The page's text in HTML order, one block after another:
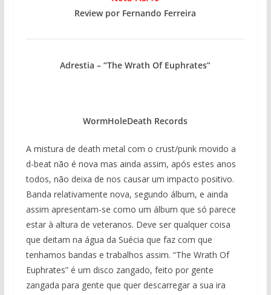
Review por Fernando Ferreira
Adrestia – “The Wrath Of Euphrates”
WormHoleDeath Records
A mistura de death metal com o crust/punk movido a
d-beat não é nova mas ainda assim, após estes anos
todos, não deixa de nos causar um impacto positivo.
Banda relativamente nova, segundo álbum, e ainda
assim apresentam-se como um álbum que só parece
estar à altura de veteranos. Deve ser qualquer coisa
que deitam na água da Suécia que faz com que
tenhamos bandas e trabalhos assim. “The Wrath Of
Euphrates” é um disco zangado, feito por gente
zangada para gente que quer descarregar a sua ira